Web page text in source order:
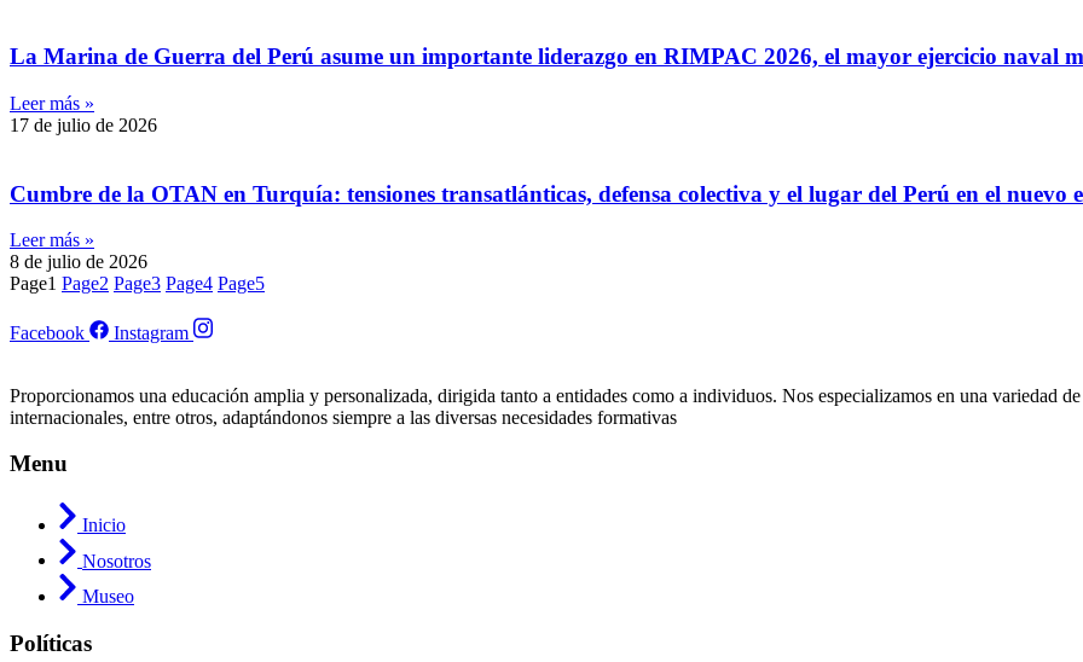
La Marina de Guerra del Perú asume un importante liderazgo en RIMPAC 2026, el mayor ejercicio naval
Leer más »
17 de julio de 2026
Cumbre de la OTAN en Turquía: tensiones transatlánticas, defensa colectiva y el lugar del Perú en el nuevo
Leer más »
8 de julio de 2026
Page1 Page2 Page3 Page4 Page5
Facebook Instagram
Proporcionamos una educación amplia y personalizada, dirigida tanto a entidades como a individuos. Nos especializamos en una variedad
internacionales, entre otros, adaptándonos siempre a las diversas necesidades formativas
Menu
Inicio
Nosotros
Museo
Políticas